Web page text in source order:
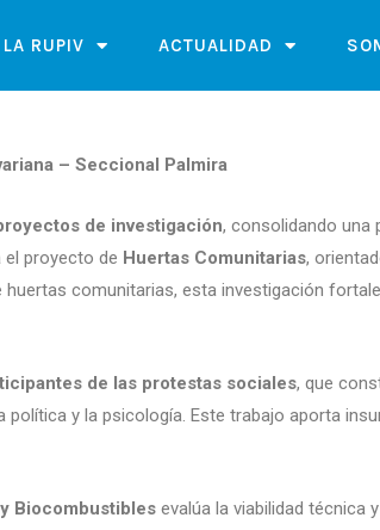
RUPIV ACTUALIDAD
– Seccional Palmira
de investigación, consolidando una
proyecto de Huertas Comunitarias,
comunitarias, esta investigación
de las protestas sociales, que
y la psicología. Este trabajo aporta
Biocombustibles evalúa la viabilidad técnica